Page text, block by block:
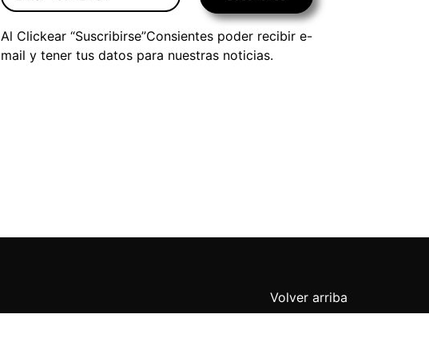
Al Clickear “Suscribirse”Consientes poder recibir e-
mail y tener tus datos para nuestras noticias.
Volver arriba